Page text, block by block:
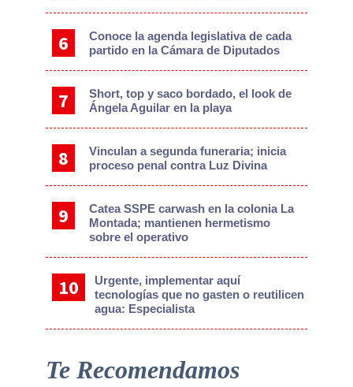
Conoce la agenda legislativa de cada
partido en la Cámara de Diputados
Short, top y saco bordado, el look de
Ángela Aguilar en la playa
Vinculan a segunda funeraria; inicia
proceso penal contra Luz Divina
Catea SSPE carwash en la colonia La
Montada; mantienen hermetismo
sobre el operativo
Urgente, implementar aquí
tecnologías que no gasten o reutilicen
agua: Especialista
Te Recomendamos